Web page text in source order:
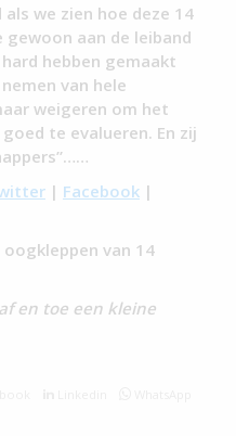
we zien hoe deze 14
aan de leiband
hebben gemaakt
van hele
weigeren om het
te evalueren. En zij
| Facebook |
van 14
en toe een kleine